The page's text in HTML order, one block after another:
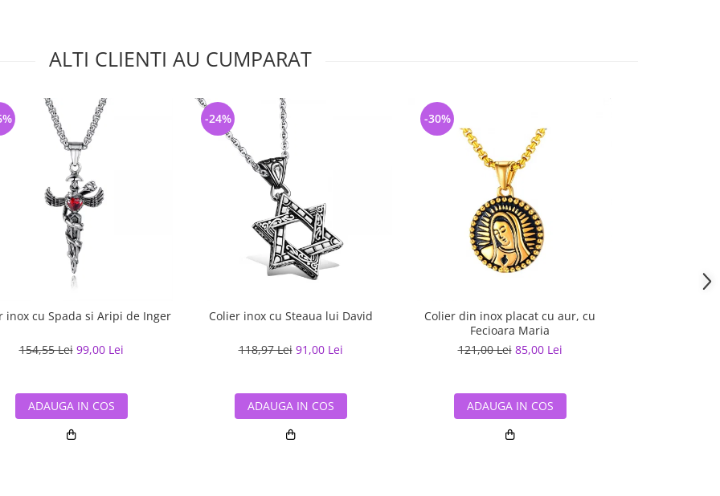
ALTI CLIENTI AU CUMPARAT
inox cu Spada si Aripi de Inger
154,55 Lei 99,00 Lei
ADAUGA IN COS
Colier inox cu Steaua lui David
118,97 Lei 91,00 Lei
-24%
ADAUGA IN COS
Colier din inox placat cu aur, cu
Fecioara Maria
121,00 Lei 85,00 Lei
-30%
ADAUGA IN COS